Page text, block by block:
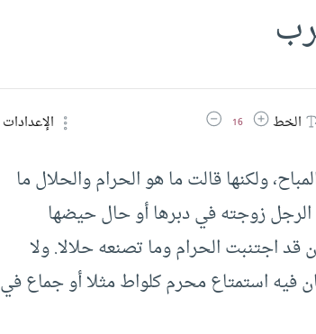
الخطزيادة حجم الخط
16 تقليل حجم الخط الإعدادات
ولكنها قالت ما هو الحرام والحلال ما
الرجل زوجته في دبرها أو حال حيضها
قد اجتنبت الحرام وما تصنعه حلالا. ولا
فيه استمتاع محرم كلواط مثلا أو جماع في